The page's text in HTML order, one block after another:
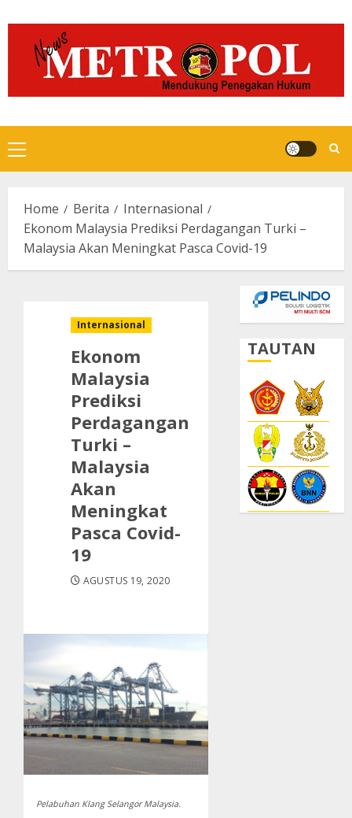
to
content
Primary
Menu
Home Berita
Internasional
Ekonom Malaysia Prediksi Perdagangan Turki –
Malaysia Akan Meningkat Pasca Covid-19
Internasional
Ekonom
Malaysia
Prediksi
Perdagangan
Turki –
Malaysia
Akan
Meningkat
Pasca Covid-
19
AGUSTUS 19, 2020
Pelabuhan Klang Selangor Malaysia.
TAUTAN